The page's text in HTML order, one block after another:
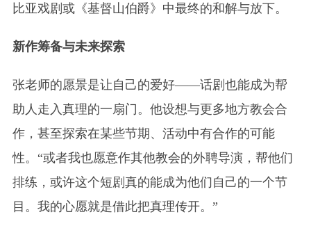
比亚戏剧或《基督山伯爵》中最终的和解与放下。
新作筹备与未来探索
张老师的愿景是让自己的爱好——话剧也能成为帮
助人走入真理的一扇门。他设想与更多地方教会合
作，甚至探索在某些节期、活动中有合作的可能
性。“或者我也愿意作其他教会的外聘导演，帮他们
排练，或许这个短剧真的能成为他们自己的一个节
目。我的心愿就是借此把真理传开。”